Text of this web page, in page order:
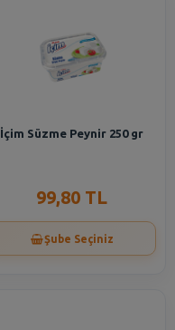
İçim Süzme Peynir 250 gr
99,80 TL
Şube Seçiniz